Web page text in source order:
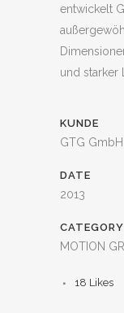
entwickelt
und starker
KUNDE
GTG GmbH
DATE
2013
CATEGORY
MOTION
18 Likes